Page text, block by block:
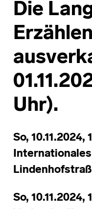
Die
Uhr).
So, 10.11.2024,
So, 10.11.2024,